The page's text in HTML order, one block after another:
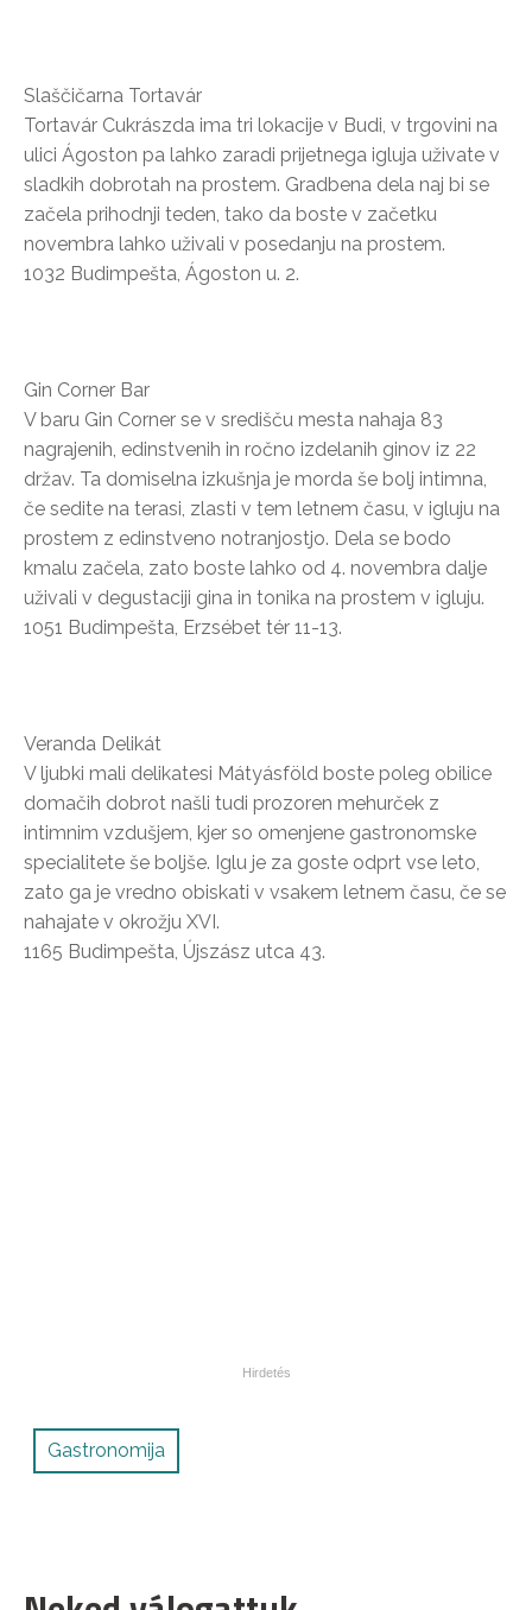
Slaščičarna Tortavár
Tortavár Cukrászda ima tri lokacije v Budi, v trgovini na
ulici Ágoston pa lahko zaradi prijetnega igluja uživate v
sladkih dobrotah na prostem. Gradbena dela naj bi se
začela prihodnji teden, tako da boste v začetku
novembra lahko uživali v posedanju na prostem.
1032 Budimpešta, Ágoston u. 2.
Gin Corner Bar
V baru Gin Corner se v središču mesta nahaja 83
nagrajenih, edinstvenih in ročno izdelanih ginov iz 22
držav. Ta domiselna izkušnja je morda še bolj intimna,
če sedite na terasi, zlasti v tem letnem času, v igluju na
prostem z edinstveno notranjostjo. Dela se bodo
kmalu začela, zato boste lahko od 4. novembra dalje
uživali v degustaciji gina in tonika na prostem v igluju.
1051 Budimpešta, Erzsébet tér 11-13.
Veranda Delikát
V ljubki mali delikatesi Mátyásföld boste poleg obilice
domačih dobrot našli tudi prozoren mehurček z
intimnim vzdušjem, kjer so omenjene gastronomske
specialitete še boljše. Iglu je za goste odprt vse leto,
zato ga je vredno obiskati v vsakem letnem času, če se
nahajate v okrožju XVI.
1165 Budimpešta, Újszász utca 43.
Gastronomija